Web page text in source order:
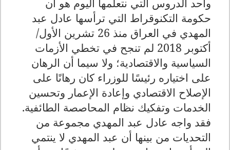
حكومة التكنوقراط التي ترأسها عادل عبد
المهدي في العراق منذ 26 تشرين الأول/
أكتوبر 2018 لم تنجح في تخطي الأزمات
السياسية والاقتصادية؛ ولا سيما أن الرهان
على اختياره رئيسًا للوزراء كان رهانًا على
الإصلاح الاقتصادي وإعادة الإعمار وتحسين
الخدمات وتفكيك نظام المحاصصة الطائفية.
فقد واجه عادل عبد المهدي مجموعة من
التحديات من بينها أن عبد المهدي لا ينتمي